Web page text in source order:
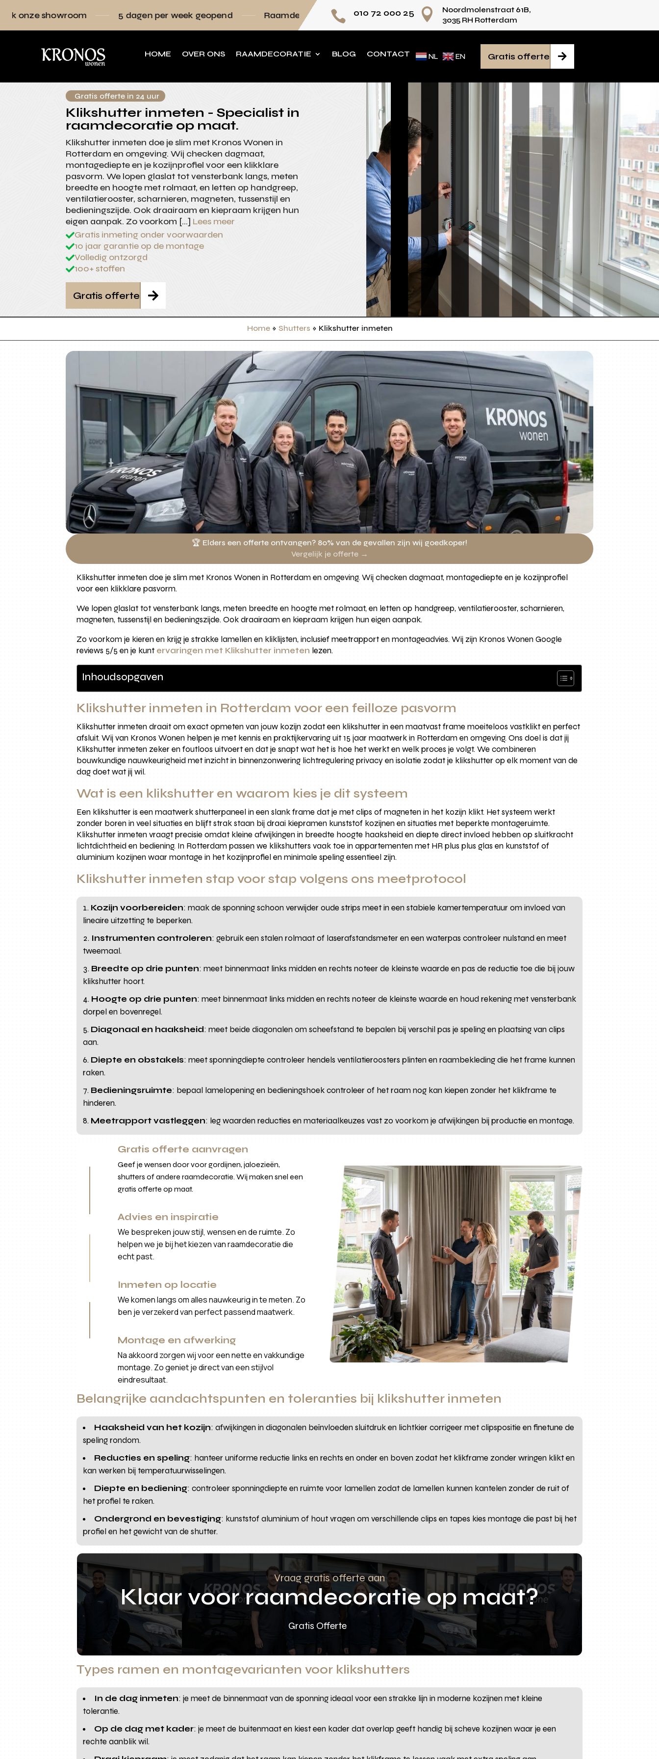
5 dagen per week geopend Raamdecoratie volledig op maat Persoonlijk advies voor iedere ruimte
 010 72 000 25 
Noordmolenstraat 61B,
3035 RH Rotterdam
HOME OVER ONS RAAMDECORATIE BLOG CONTACT NL EN 
Gratis offerte
Gratis offerte in 24 uur
Klikshutter inmeten - Specialist in
raamdecoratie op maat.
Klikshutter inmeten doe je slim met Kronos Wonen in
Rotterdam en omgeving. Wij checken dagmaat,
montagediepte en je kozijnprofiel voor een klikklare
pasvorm. We lopen glaslat tot vensterbank langs, meten
breedte en hoogte met rolmaat, en letten op handgreep,
ventilatierooster, scharnieren, magneten, tussenstijl en
bedieningszijde. Ook draairaam en kiepraam krijgen hun
eigen aanpak. Zo voorkom […] Lees meer
Gratis inmeting onder voorwaarden
10 jaar garantie op de montage
Volledig ontzorgd
100+ stoffen

Gratis offerte
Home» Shutters » Klikshutter inmeten
🏆 Elders een offerte ontvangen? 80% van de gevallen zijn wij goedkoper!
Vergelijk je offerte →
Klikshutter inmeten doe je slim met Kronos Wonen in Rotterdam en omgeving. Wij checken dagmaat, montagediepte en je kozijnprofiel
voor een klikklare pasvorm.
We lopen glaslat tot vensterbank langs, meten breedte en hoogte met rolmaat, en letten op handgreep, ventilatierooster, scharnieren,
magneten, tussenstijl en bedieningszijde. Ook draairaam en kiepraam krijgen hun eigen aanpak.
Zo voorkom je kieren en krijg je strakke lamellen en kliklijsten, inclusief meetrapport en montageadvies. Wij zijn Kronos Wonen Google
reviews 5/5 en je kunt ervaringen met Klikshutter inmeten lezen.
Inhoudsopgaven
Klikshutter inmeten in Rotterdam voor een feilloze pasvorm
Klikshutter inmeten draait om exact opmeten van jouw kozijn zodat een klikshutter in een maatvast frame moeiteloos vastklikt en perfect
afsluit. Wij van Kronos Wonen helpen je met kennis en praktijkervaring uit 15 jaar maatwerk in Rotterdam en omgeving. Ons doel is dat jij
Klikshutter inmeten zeker en foutloos uitvoert en dat je snapt wat het is hoe het werkt en welk proces je volgt. We combineren
bouwkundige nauwkeurigheid met inzicht in binnenzonwering lichtregulering privacy en isolatie zodat je klikshutter op elk moment van de
dag doet wat jij wil.
Wat is een klikshutter en waarom kies je dit systeem
Een klikshutter is een maatwerk shutterpaneel in een slank frame dat je met clips of magneten in het kozijn klikt. Het systeem werkt
zonder boren in veel situaties en blijft strak staan bij draai kiepramen kunststof kozijnen en situaties met beperkte montageruimte.
Klikshutter inmeten vraagt precisie omdat kleine afwijkingen in breedte hoogte haaksheid en diepte direct invloed hebben op sluitkracht
lichtdichtheid en bediening. In Rotterdam passen we klikshutters vaak toe in appartementen met HR plus plus glas en kunststof of
aluminium kozijnen waar montage in het kozijnprofiel en minimale speling essentieel zijn.
Klikshutter inmeten stap voor stap volgens ons meetprotocol
Kozijn voorbereiden: maak de sponning schoon verwijder oude strips meet in een stabiele kamertemperatuur om invloed van
lineaire uitzetting te beperken.
Instrumenten controleren: gebruik een stalen rolmaat of laserafstandsmeter en een waterpas controleer nulstand en meet
tweemaal.
Breedte op drie punten: meet binnenmaat links midden en rechts noteer de kleinste waarde en pas de reductie toe die bij jouw
klikshutter hoort.
Hoogte op drie punten: meet binnenmaat links midden en rechts noteer de kleinste waarde en houd rekening met vensterbank
dorpel en bovenregel.
Diagonaal en haaksheid: meet beide diagonalen om scheefstand te bepalen bij verschil pas je speling en plaatsing van clips
aan.
Diepte en obstakels: meet sponningdiepte controleer hendels ventilatieroosters plinten en raambekleding die het frame kunnen
raken.
Bedieningsruimte: bepaal lamelopening en bedieningshoek controleer of het raam nog kan kiepen zonder het klikframe te
hinderen.
Meetrapport vastleggen: leg waarden reducties en materiaalkeuzes vast zo voorkom je afwijkingen bij productie en montage.
Gratis offerte aanvragen
Geef je wensen door voor gordijnen, jaloezieën,
shutters of andere raamdecoratie. Wij maken snel een
gratis offerte op maat.
Advies en inspiratie
We bespreken jouw stijl, wensen en de ruimte. Zo
helpen we je bij het kiezen van raamdecoratie die
echt past.
Inmeten op locatie
We komen langs om alles nauwkeurig in te meten. Zo
ben je verzekerd van perfect passend maatwerk.
Montage en afwerking
Na akkoord zorgen wij voor een nette en vakkundige
montage. Zo geniet je direct van een stijlvol
eindresultaat.
Belangrijke aandachtspunten en toleranties bij klikshutter inmeten
Haaksheid van het kozijn: afwijkingen in diagonalen beïnvloeden sluitdruk en lichtkier corrigeer met clipspositie en finetune de
speling rondom.
Reducties en speling: hanteer uniforme reductie links en rechts en onder en boven zodat het klikframe zonder wringen klikt en
kan werken bij temperatuurwisselingen.
Diepte en bediening: controleer sponningdiepte en ruimte voor lamellen zodat de lamellen kunnen kantelen zonder de ruit of
het profiel te raken.
Ondergrond en bevestiging: kunststof aluminium of hout vragen om verschillende clips en tapes kies montage die past bij het
profiel en het gewicht van de shutter.
Vraag gratis offerte aan
Klaar voor raamdecoratie op maat?
Gratis Offerte
Types ramen en montagevarianten voor klikshutters
In de dag inmeten: je meet de binnenmaat van de sponning ideaal voor een strakke lijn in moderne kozijnen met kleine
tolerantie.
Op de dag met kader: je meet de buitenmaat en kiest een kader dat overlap geeft handig bij scheve kozijnen waar je een
rechte aanblik wil.